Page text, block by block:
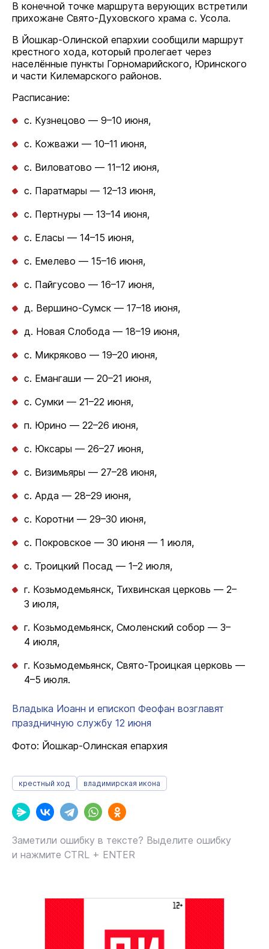
В конечной точке маршрута верующих встретили
прихожане Свято-Духовского храма с. Усола.
В Йошкар-Олинской епархии сообщили маршрут
крестного хода, который пролегает через
населённые пункты Горномарийского, Юринского
и части Килемарского районов.
Расписание:
с. Кузнецово — 9–10 июня,
с. Кожважи — 10–11 июня,
с. Виловатово — 11–12 июня,
с. Паратмары — 12–13 июня,
с. Пертнуры — 13–14 июня,
с. Еласы — 14–15 июня,
с. Емелево — 15–16 июня,
с. Пайгусово — 16–17 июня,
д. Вершино-Сумск — 17–18 июня,
д. Новая Слобода — 18–19 июня,
с. Микряково — 19–20 июня,
с. Емангаши — 20–21 июня,
с. Сумки — 21–22 июня,
п. Юрино — 22–26 июня,
с. Юксары — 26–27 июня,
с. Визимьяры — 27–28 июня,
с. Арда — 28–29 июня,
с. Коротни — 29–30 июня,
с. Покровское — 30 июня — 1 июля,
с. Троицкий Посад — 1–2 июля,
г. Козьмодемьянск, Тихвинская церковь — 2–
3 июля,
г. Козьмодемьянск, Смоленский собор — 3–
4 июля,
г. Козьмодемьянск, Свято-Троицкая церковь —
4–5 июля.
Владыка Иоанн и епископ Феофан возглавят
праздничную службу 12 июня
Фото: Йошкар-Олинская епархия
крестный ход владимирская икона
Заметили ошибку в тексте? Выделите ошибку
и нажмите CTRL + ENTER